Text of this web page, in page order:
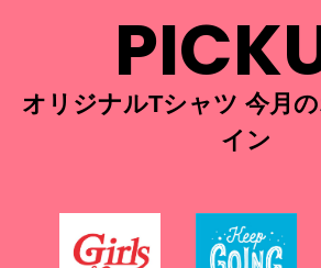
オリジナルTシャツ 今月
イン